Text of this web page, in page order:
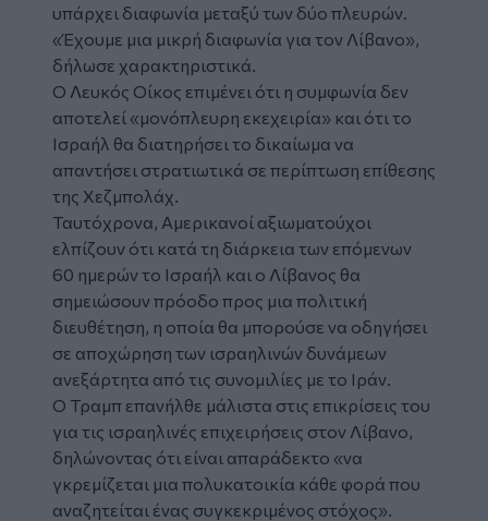
υπάρχει διαφωνία μεταξύ των δύο πλευρών.
«Έχουμε μια μικρή διαφωνία για τον Λίβανο»,
δήλωσε χαρακτηριστικά.
Ο Λευκός Οίκος επιμένει ότι η συμφωνία δεν
αποτελεί «μονόπλευρη εκεχειρία» και ότι το
Ισραήλ θα διατηρήσει το δικαίωμα να
απαντήσει στρατιωτικά σε περίπτωση επίθεσης
της Χεζμπολάχ.
Ταυτόχρονα, Αμερικανοί αξιωματούχοι
ελπίζουν ότι κατά τη διάρκεια των επόμενων
60 ημερών το Ισραήλ και ο Λίβανος θα
σημειώσουν πρόοδο προς μια πολιτική
διευθέτηση, η οποία θα μπορούσε να οδηγήσει
σε αποχώρηση των ισραηλινών δυνάμεων
ανεξάρτητα από τις συνομιλίες με το Ιράν.
Ο Τραμπ επανήλθε μάλιστα στις επικρίσεις του
για τις ισραηλινές επιχειρήσεις στον Λίβανο,
δηλώνοντας ότι είναι απαράδεκτο «να
γκρεμίζεται μια πολυκατοικία κάθε φορά που
αναζητείται ένας συγκεκριμένος στόχος».